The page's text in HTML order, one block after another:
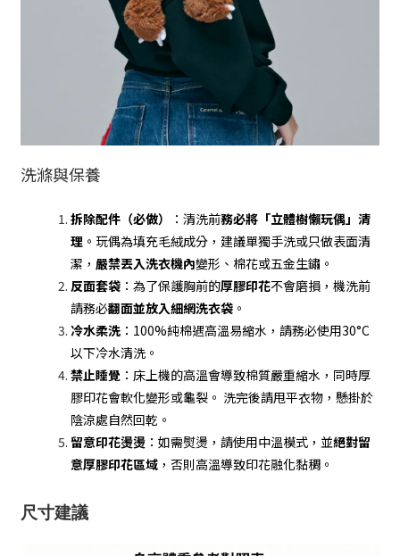
洗滌與保養
拆除配件（必做） ：清洗前務必將「立體樹懶玩偶」清
理 。玩偶為填充毛絨成分，建議單獨手洗或只做表面清
潔， 嚴禁丟入洗衣機內變形、棉花或五金生鏽。
反面套袋 ：為了保護胸前的厚膠印花不會磨損，機洗前
請務必翻面並放入細網洗衣袋 。
冷水柔洗 ：100%純棉遇高溫易縮水，請務必使用30°C
以下冷水清洗。
禁止睡覺 ：床上機的高溫會導致棉質嚴重縮水，同時厚
膠印花會軟化變形或龜裂。 洗完後請甩平衣物，懸掛於
陰涼處自然回乾。
留意印花燙燙 ：如需熨燙，請使用中溫模式，並絕對留
意厚膠印花區域 ，否則高溫導致印花融化黏稠。
尺寸建議